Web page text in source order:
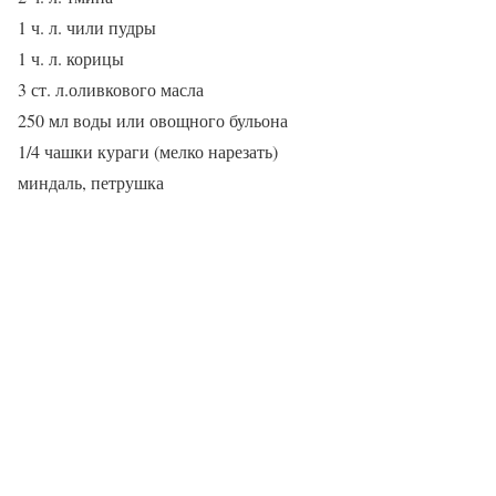
1 ч. л. чили пудры
1 ч. л. корицы
3 ст. л.оливкового масла
250 мл воды или овощного бульона
1/4 чашки кураги (мелко нарезать)
миндаль, петрушка